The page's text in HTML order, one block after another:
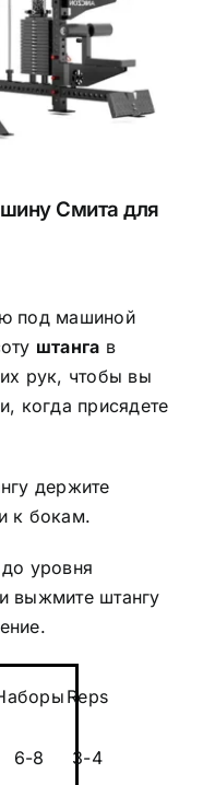
Смита для
под машиной
штанга в
рук, чтобы вы
когда присядете
держите
к бокам.
уровня
выжмите штангу
Reps
6-8 3-4